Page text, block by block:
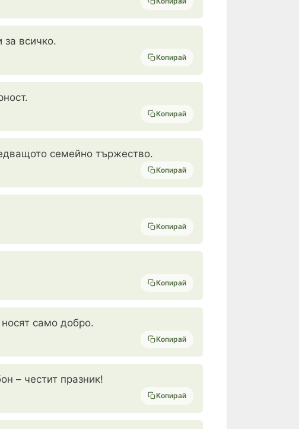
за всичко.
Копирай
Копирай
семейно тържество.
Копирай
Копирай
Копирай
само добро.
Копирай
– честит празник!
Копирай